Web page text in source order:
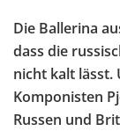
Die Ballerina
dass die
nicht kalt lässt.
Komponisten
Russen und